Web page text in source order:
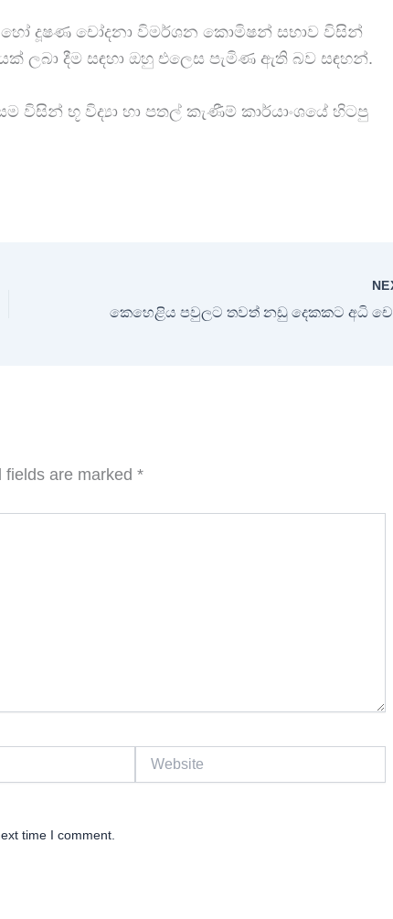
හෝ දූෂණ චෝදනා විමර්ශන කොමිෂන් සභාව විසින්
ලබා දීම සඳහා ඔහු එලෙස පැමිණ ඇති බව සඳහන්.
භූ විද්‍යා හා පතල් කැණීම් කාර්යාංශයේ හිටපු
fields are marked *
time I comment.